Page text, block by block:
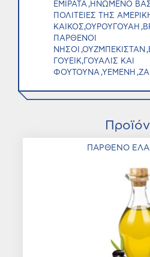
ΕΜΙΡΑΤΑ ,ΗΝΩΜΕΝΟ
ΠΟΛΙΤΕΙΕΣ ΤΗΣ
ΚΑΙΚΟΣ,ΟΥΡΟΥΓΟΥΑΗ
ΠΑΡΘΕΝΟΙ
ΝΗΣΟΙ ,ΟΥΖΜΠΕΚΙΣΤΑΝ
ΓΟΥΕΙΚ,ΓΟΥΑΛΙΣ ΚΑΙ
ΦΟΥΤΟΥΝΑ ,ΥΕΜΕΝΗ
ΠΑΡΘΕΝΟ